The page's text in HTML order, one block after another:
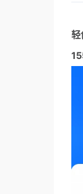
轻